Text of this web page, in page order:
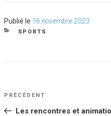
Publié le Publié
le
16 novembre 2023
CATÉGORIES
SPORTS
NAVIGATION
DE
Article
PRÉCÉDENT
Les rencontres et